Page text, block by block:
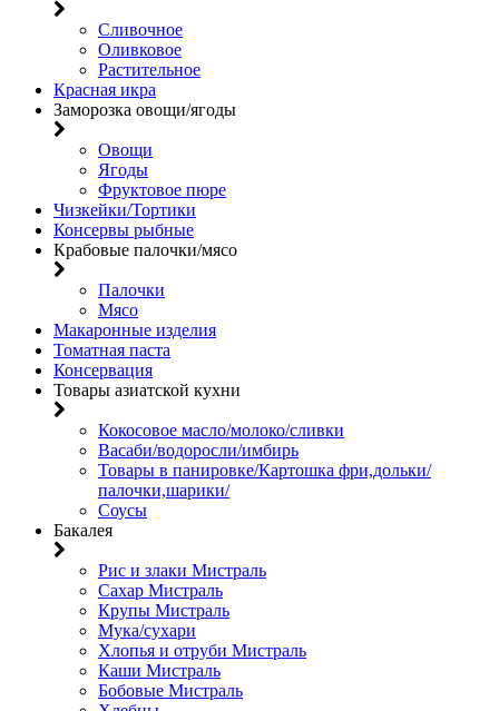
Сливочное
Оливковое
Растительное
Красная икра
Заморозка овощи/ягоды
Овощи
Ягоды
Фруктовое пюре
Чизкейки/Тортики
Консервы рыбные
Крабовые палочки/мясо
Палочки
Мясо
Макаронные изделия
Томатная паста
Консервация
Товары азиатской кухни
Кокосовое масло/молоко/сливки
Васаби/водоросли/имбирь
Товары в панировке/Картошка фри,дольки/
палочки,шарики/
Соусы
Бакалея
Рис и злаки Мистраль
Сахар Мистраль
Крупы Мистраль
Мука/сухари
Хлопья и отруби Мистраль
Каши Мистраль
Бобовые Мистраль